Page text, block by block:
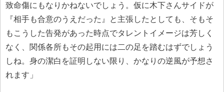
致命傷にもなりかねないでしょう。仮に木下さんサイドが
『相手も合意のうえだった』と主張したとしても、そもそ
もこうした告発があった時点でタレントイメージは芳しく
なく、関係各所もその起用には二の足を踏むはずでしょう
しね。身の潔白を証明しない限り、かなりの逆風が予想さ
れます」